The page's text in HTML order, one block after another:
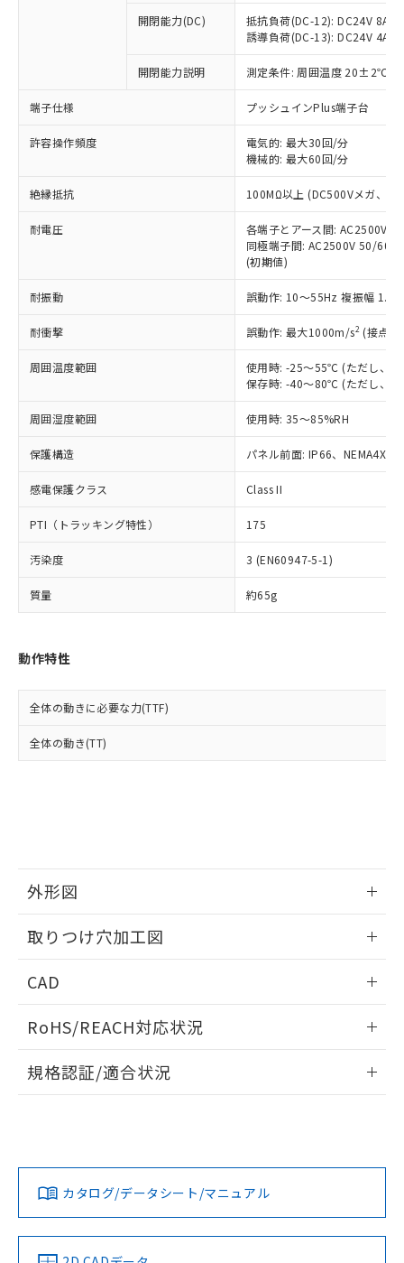
開閉能力(DC)
抵抗負荷(DC-12): DC24V 8A/
誘導負荷(DC-13): DC24V 4A/
開閉能力説明 測定条件: 周囲温度 20±2℃、
端子仕様 プッシュインPlus端子台
許容操作頻度
電気的: 最大30回/分
機械的: 最大60回/分
絶縁抵抗 100MΩ以上 (DC500Vメガ、点
耐電圧
各端子とアース間: AC2500V
同極端子間: AC2500V 50/
(初期値)
耐振動 誤動作: 10～55Hz 複振幅
耐衝撃 誤動作: 最大1000m/s2 (接点
周囲温度範囲
使用時: -25～55℃ (ただし、氷
保存時: -40～80℃ (ただし、氷
周囲湿度範囲 使用時: 35～85%RH
保護構造 パネル前面: IP66、NEMA4X,
感電保護クラス Class II
PTI（トラッキング特性） 175
汚染度 3 (EN60947-5-1)
質量 約65g
動作特性
全体の動きに必要な力(TTF)
全体の動き(TT)
外形図
取りつけ穴加工図
CAD
ドすることができます。
ログイン/会員登録
ダウンロードデータをご利用いただく前に、以下を必ずお読
みください。
ソフトウェアの使用条件
RoHS/REACH対応状況
EU RoHS 注意事項・凡例
対応済み
規格認証/適合状況
カタログ/データシート/マニュアル
商品の当社在庫状況および標準価格
(税抜)を提供させていただくもので
当社制御機器事業取扱商品の中には、
本サービスの対象外となる商品もある
ことをご了承ください。
在庫状況および標準価格照会結果は、
記載している更新日時点での社内デー
タに基づき作成されるものであり、閲
覧された時点での実際の在庫および標
準価格とは異なる場合があることをご
正式な納期状況および標準価格はお客
様のお取引先、またはお客様担当のオ
ムロン制御機器販売店・当社販売員に
オムロン制御機器販売店や当社販売拠
販売ネットワーク
」をご確認
在庫状況および標準価格結果を当社の
事前の承諾なく第三者に漏洩または開
示しないようお願いします。
マイパーツ機能（部品リスト作成サー
ビス）をご利用いただくには、I-Web
メンバーズにご登録されている必要が
あります。
お客様が当ウェブサイト上で当社にご
登録された部品リストについて、当社
および当社の共同利用者が、当社の製
品・サービスに関するお客様との取
引・商談に必要な範囲で利用すること
非含有の対応状況を調査中または確認中の
非該当品：ライセンス料など無形物で、有
害物質有無と関係のない商品です。
いたものが、含有品と判明した場合などや
むを得ず変更することがあります。
鉛(Pb) 1000ppm以下、 水銀(Hg) 1000ppm以下、 カド
六価クロム(Cr(Ⅵ)) 1000ppm以下、ポリ臭化ビフェニル
類(PBB) 1000ppm以下、ポリ臭化ジフェニルエーテル類
(PBDE) 1000ppm以下、フタル酸ビス(2-エチルヘキシ
ル) (DEHP)(別名：DOP) 1000ppm以下、フタル酸ブチ
ルベンジル（BBP） 1000ppm以下、フタル酸ジブチル
（DBP） 1000ppm以下、フタル酸ジイソブチル
但し、RoHS指令で産業用監視および制御機器に対する
図的な使用がないことを確認しています。
部品在庫の切り替え状況などにより、予定
月が前後することがあります。
※3 非含有証明書ダウンロード
下記の非含有証明書をダウンロードするこ
EU RoHS指令（10物質）の非含有証明書
ものではありません。
また、RoHS指令のフタル酸エステル類４
荷製品に未対応品が混在することから備考
「○」：最大均質材料含有率が中国RoHSの
基準値以下であることを示します。
「×」：最大均質材料含有率が中国RoHSの
基準値を超えていることを示します。
い合わせください。
*中国RoHS10物質の基準値 (GB/T26572)：
Pb(鉛) :1000ppm、 Hg(水銀) : 1000ppm、 Cd(カドミウ
ム) : 100ppm、
Cr(Ⅵ)(六価クロム) : 1000ppm、 PBBs(ポリ臭化ビフェ
ニル類) : 1000ppm、 PBDEs(ポリ臭化ジフェニルエーテ
DBP(フタル酸ジブチル) : 1000ppm、 DIBP(フタル酸ジ
イソブチル) : 1000ppm、 BBP(フタル酸ブチルベンジ
DEHP(フタル酸ビス(2-エチルヘキシル)) : 1000ppm
「ｅ」：有害物質（10物質）のすべてが基
準値以下であることを示します。
「10」：通常の使用状況下において有害物
質が外部に漏えいし、環境に深刻な影響を
及ぼさない年数を意味します。
「－」：未確認です。当社販売部門へお問
当社は、これら貴社製品のうち、外国
為替および外国貿易法に定める商品
（以下｢規制貨物等」という）を輸出
または国外への提供する場合は、日本
国政府の輸出許可(または役務取引許
可)を取得するなどの必要な手続きを
当社は規制貨物を破棄する場合は、完
全に破砕するなど、違法に輸出されな
いよう必要な手段を講じます。
当社は貴社製品を、核兵器、ミサイ
ル、化学兵器、生物兵器またはその他
武器並びにこれらの製造装置等に一切
当社は、貴社製品を第三者に販売する
場合は、上記1、2および3の内容を当
該第三者に通知します。また当社は、
販売先および販売に係わる関係者が違
法に輸出するおそれがある場合は、取
り引きをいたしません。
キャンセル
一定数以上の在庫あり
一定数には満たないが在庫あり
在庫なし(最新の在庫状況につ
いては、お客様のお取引先、ま
たはお客様担当のオムロン制御
機器販売店・当社販売員にご確
受注生産機種、また在庫状況の
情報を公開していない機種